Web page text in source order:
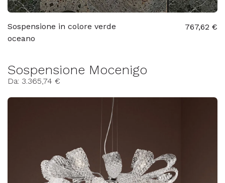
Sospensione in colore verde
oceano
767,62 €
Sospensione Mocenigo
Da: 3.365,74 €